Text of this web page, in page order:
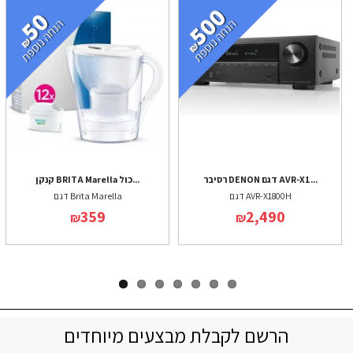
קנקן BRITA Marella כול...
דגם Brita Marella
₪359
רסיבר DENON דגם AVR-X1...
דגם AVR-X1800H
₪2,490
הרשם לקבלת מבצעים מיוחדים